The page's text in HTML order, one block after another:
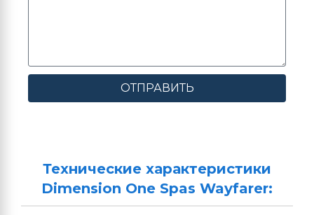
ОТПРАВИТЬ
Технические характеристики
Dimension One Spas Wayfarer: